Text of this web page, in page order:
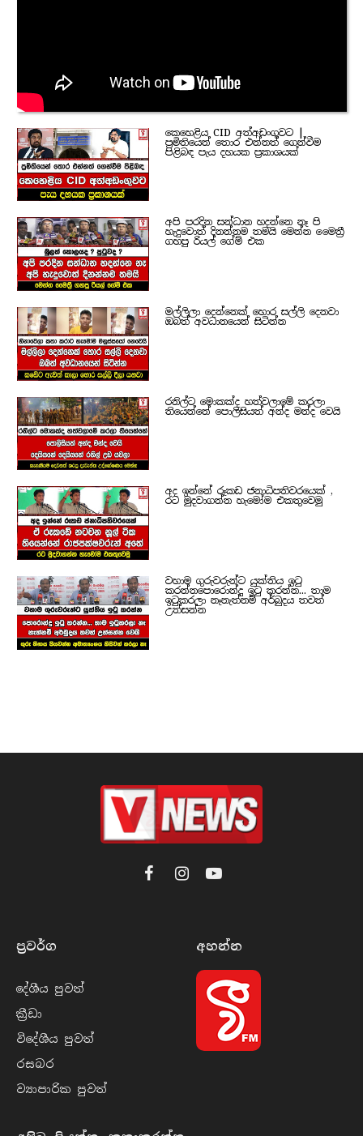
කෙහෙළිය CID අත්අඩංගුවට |
ප්‍රමිතියෙන් තොර එන්නත් ගෙන්වීම
පිළිබඳ පැය දහයක ප්‍රකාශයක්
අපි පරදින සන්ධාන හදන්නෙ නෑ පි
හැදුවොත් දිනන්නම තමයි මෙන්න මෛත්‍රී
ගහපු රියල් ගේම් එක
මල්ලිලා දෙන්නෙක් හොර සල්ලි දෙනවා
ඔබත් අවධානයෙන් සිටින්න
රනිල්ට මොකක්ද හත්වලාමේ කරලා
තියෙන්නේ පොලිසියත් අන්ද මන්ද වෙයි
අද ඉන්නේ රූකඩ ජනාධිපතිවරයෙක් ,
රට මුදවාගන්න හැමෝම එකතුවෙමු
වහාම ගුරුවරුන්ට යුක්තිය ඉටු
කරන්නපොරොන්දු ඉටු කරන්න... තාම
ඉටුකරලා නෑනැත්නම් අර්බුදය තවත්
උත්සන්න
FacebookInstagramYouTube
ප්‍රවර්​ග
දේශීය පුව​ත්
ක්‍රී​ඩා
විදේශීය පුව​ත්
රසබ​ර
ව්‍යාපාරික පුව​ත්
අහන්​න